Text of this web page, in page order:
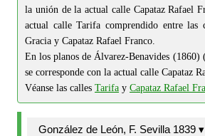
la unión de la actual calle Capataz Rafael
actual calle Tarifa comprendido entre las
Gracia y Capataz Rafael Franco.
En los planos de Álvarez-Benavides
se corresponde con la actual calle Capataz
Véanse las calles Tarifa y Capataz Rafael
González de León, F. Sevilla 1839 ▾